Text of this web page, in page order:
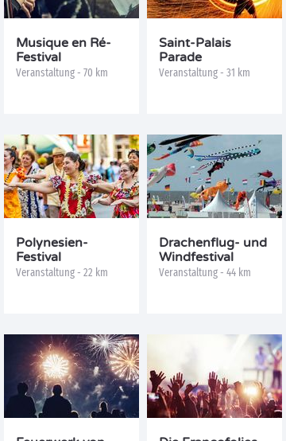
Musique en Ré-
Festival
Veranstaltung - 70 km
Saint-Palais
Parade
Veranstaltung - 31 km
Polynesien-
Festival
Veranstaltung - 22 km
Drachenflug- und
Windfestival
Veranstaltung - 44 km